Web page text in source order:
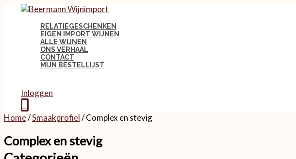
RELATIEGESCHENKEN
EIGEN IMPORT WIJNEN
ALLE WIJNEN
ONS VERHAAL
CONTACT
MIJN BESTELLIJST
Inloggen
Home/Smaakprofiel/ Complex en stevig
Complex en stevig
Menu
MenuZoeken